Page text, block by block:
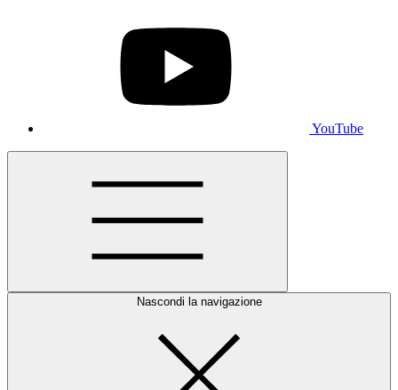
YouTube
Nascondi la navigazione